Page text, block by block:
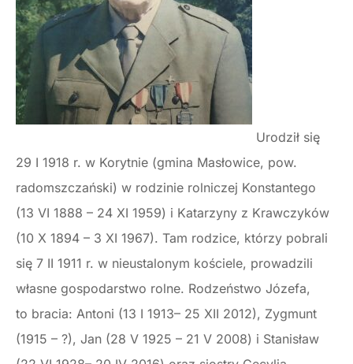
Urodził się
29 I 1918 r. w Korytnie (gmina Masłowice, pow.
radomszczański) w rodzinie rolniczej Konstantego
(13 VI 1888 – 24 XI 1959) i Katarzyny z Krawczyków
(10 X 1894 – 3 XI 1967). Tam rodzice, którzy pobrali
się 7 II 1911 r. w nieustalonym kościele, prowadzili
własne gospodarstwo rolne. Rodzeństwo Józefa,
to bracia: Antoni (13 I 1913– 25 XII 2012), Zygmunt
(1915 – ?), Jan (28 V 1925 – 21 V 2008) i Stanisław